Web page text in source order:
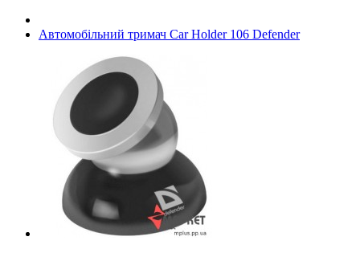
Автомобільний тримач Car Holder 106 Defender